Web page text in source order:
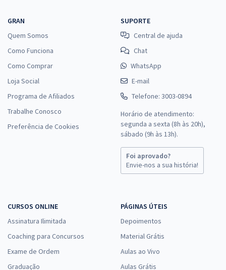
GRAN
Quem Somos
Como Funciona
Como Comprar
Loja Social
Programa de Afiliados
Trabalhe Conosco
Preferência de Cookies
SUPORTE
Central de ajuda
Chat
WhatsApp
E-mail
Telefone: 3003-0894
Horário de atendimento:
segunda a sexta (8h às 20h),
sábado (9h às 13h).
Foi aprovado?
Envie-nos a sua história!
CURSOS ONLINE
Assinatura Ilimitada
Coaching para Concursos
Exame de Ordem
Graduação
PÁGINAS ÚTEIS
Depoimentos
Material Grátis
Aulas ao Vivo
Aulas Grátis